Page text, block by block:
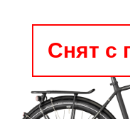
Снят с